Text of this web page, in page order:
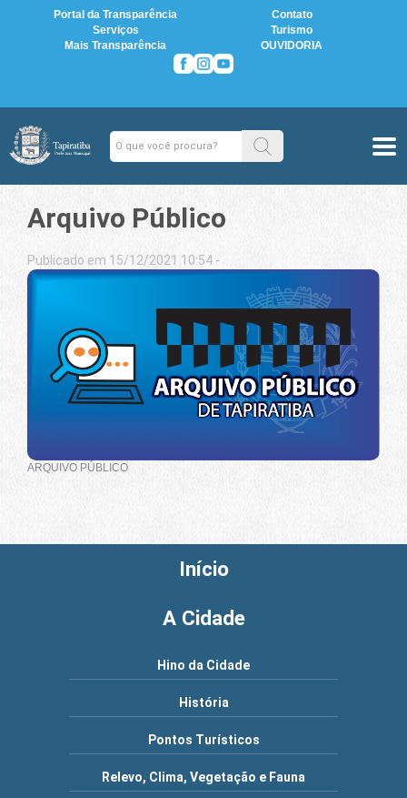
Portal da Transparência
Contato
Serviços
Turismo
Mais Transparência
OUVIDORIA
Arquivo Público
Publicado em 15/12/2021 10:54 -
ARQUIVO PÚBLICO
Início
A Cidade
Hino da Cidade
História
Pontos Turísticos
Relevo, Clima, Vegetação e Fauna